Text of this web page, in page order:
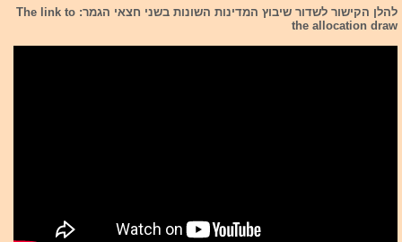
להלן הקישור לשדור שיבוץ המדינות השונות בשני חצאי הגמר: The link to
the allocation draw